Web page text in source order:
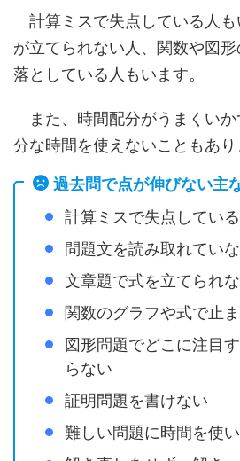
計算ミスで失点している人
が立てられない人、関数や図
落としている人もいます。
また、時間配分がうまくい
分な時間を使えないこともあり
過去問で点が伸びない主
計算ミスで失点している
問題文を読み取れてい
文章題で式を立てられ
関数のグラフや式で止
図形問題でどこに注目
らない
証明問題を書けない
難しい問題に時間を使